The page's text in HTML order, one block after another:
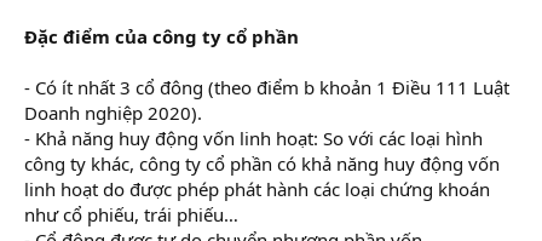
Đặc điểm của công ty cổ phần
- Có ít nhất 3 cổ đông (theo điểm b khoản 1 Điều 111 Luật
Doanh nghiệp 2020).
- Khả năng huy động vốn linh hoạt: So với các loại hình
công ty khác, công ty cổ phần có khả năng huy động vốn
linh hoạt do được phép phát hành các loại chứng khoán
như cổ phiếu, trái phiếu…